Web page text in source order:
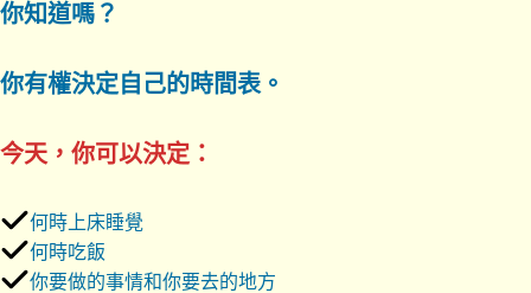
你知道嗎？
你有權決定自己的時間表。
今天，你可以決定：
何時上床睡覺
何時吃飯
你要做的事情和你要去的地方